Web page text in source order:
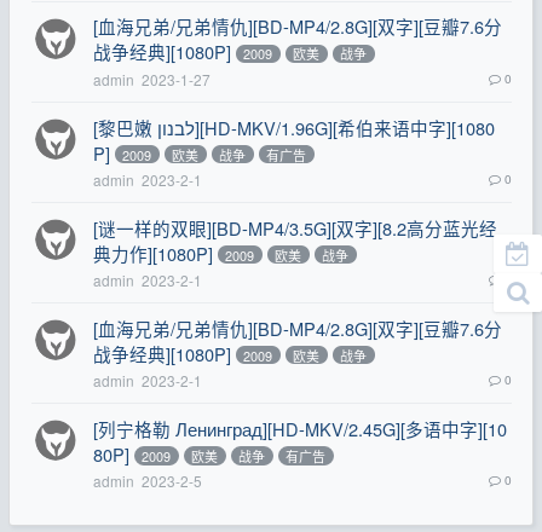
[血海兄弟/兄弟情仇][BD-MP4/2.8G][双字][豆瓣7.6分
战争经典][1080P]
2009 欧美 战争
admin 2023-1-27 0
[黎巴嫩 לבנון][HD-MKV/1.96G][希伯来语中字][1080
P]
2009 欧美 战争 有广告
admin 2023-2-1 0
[谜一样的双眼][BD-MP4/3.5G][双字][8.2高分蓝光经
典力作][1080P]
2009 欧美 战争
admin 2023-2-1 0
[血海兄弟/兄弟情仇][BD-MP4/2.8G][双字][豆瓣7.6分
战争经典][1080P]
2009 欧美 战争
admin 2023-2-1 0
[列宁格勒 Ленинград][HD-MKV/2.45G][多语中字][10
80P]
2009 欧美 战争 有广告
admin 2023-2-5 0